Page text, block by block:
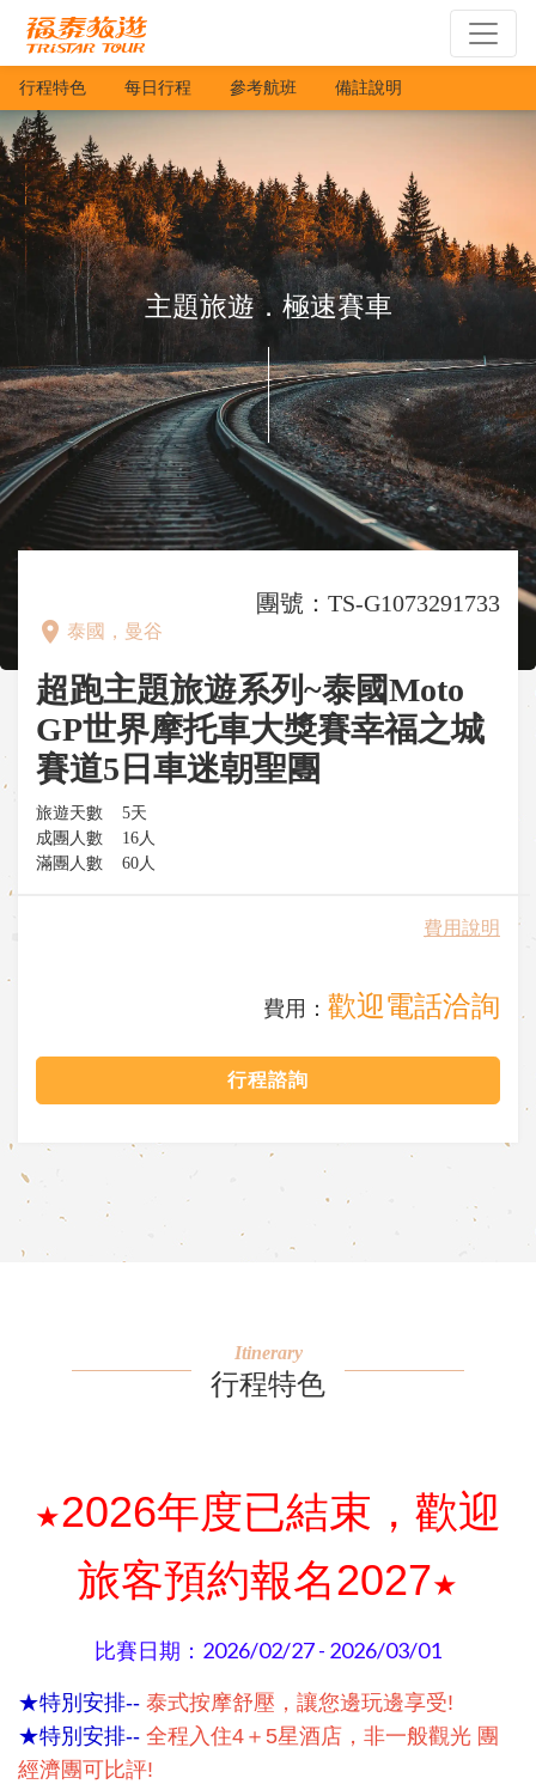
行程特色 每日行程 參考航班 備註說明
主題旅遊．極速賽車
團號：TS-G1073291733
place 泰國，曼谷
超跑主題旅遊系列~泰國Moto
GP世界摩托車大獎賽幸福之城
賽道5日車迷朝聖團
旅遊天數
5天
成團人數
16人
滿團人數
60人
費用說明
費用： 歡迎電話洽詢
行程諮詢
Itinerary
行程特色
★2026年度已結束，歡迎
旅客預約報名2027★
比賽日期：2026/02/27 - 2026/03/01
★特別安排-- 泰式按摩舒壓，讓您邊玩邊享受!
★特別安排-- 全程入住4＋5星酒店，非一般觀光 團
經濟團可比評!